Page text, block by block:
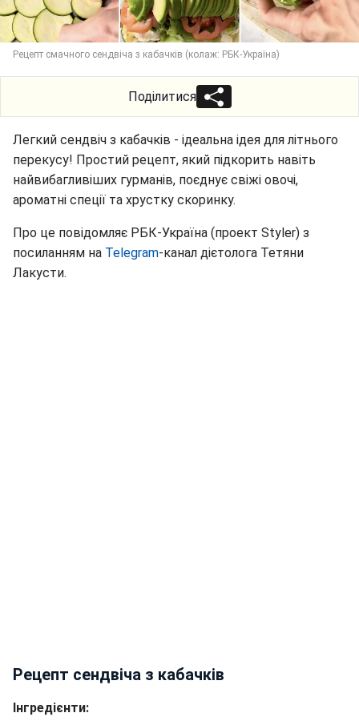
Рецепт смачного сендвіча з кабачків (колаж: РБК-Україна)
Поділитися
Легкий сендвіч з кабачків - ідеальна ідея для літнього
перекусу! Простий рецепт, який підкорить навіть
найвибагливіших гурманів, поєднує свіжі овочі,
ароматні спеції та хрустку скоринку.
Про це повідомляє РБК-Україна (проект Styler) з
посиланням на Telegram-канал дієтолога Тетяни
Лакусти.
Рецепт сендвіча з кабачків
Інгредієнти: